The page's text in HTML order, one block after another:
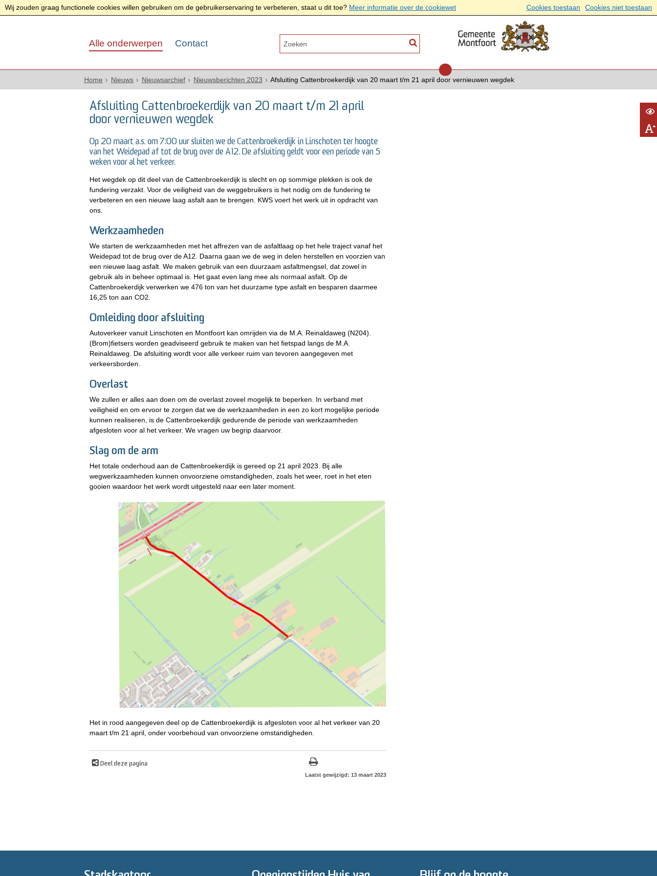
Wij zouden graag functionele cookies willen gebruiken om de gebruikerservaring te verbeteren, staat u dit toe? Meer informatie over de cookiewet Cookies toestaan Cookies niet toestaan
Alle onderwerpen Contact
Home Nieuws Nieuwsarchief Nieuwsberichten 2023 Afsluiting Cattenbroekerdijk van 20 maart t/m 21 april door vernieuwen wegdek
Afsluiting Cattenbroekerdijk van 20 maart t/m 21 april
door vernieuwen wegdek
Op 20 maart a.s. om 7:00 uur sluiten we de Cattenbroekerdijk in Linschoten ter hoogte
van het Weidepad af tot de brug over de A12. De afsluiting geldt voor een periode van 5
weken voor al het verkeer.
Het wegdek op dit deel van de Cattenbroekerdijk is slecht en op sommige plekken is ook de
fundering verzakt. Voor de veiligheid van de weggebruikers is het nodig om de fundering te
verbeteren en een nieuwe laag asfalt aan te brengen. KWS voert het werk uit in opdracht van
ons.
Werkzaamheden
We starten de werkzaamheden met het affrezen van de asfaltlaag op het hele traject vanaf het
Weidepad tot de brug over de A12. Daarna gaan we de weg in delen herstellen en voorzien van
een nieuwe laag asfalt. We maken gebruik van een duurzaam asfaltmengsel, dat zowel in
gebruik als in beheer optimaal is. Het gaat even lang mee als normaal asfalt. Op de
Cattenbroekerdijk verwerken we 476 ton van het duurzame type asfalt en besparen daarmee
16,25 ton aan CO2.
Omleiding door afsluiting
Autoverkeer vanuit Linschoten en Montfoort kan omrijden via de M.A. Reinaldaweg (N204).
(Brom)fietsers worden geadviseerd gebruik te maken van het fietspad langs de M.A.
Reinaldaweg. De afsluiting wordt voor alle verkeer ruim van tevoren aangegeven met
verkeersborden.
Overlast
We zullen er alles aan doen om de overlast zoveel mogelijk te beperken. In verband met
veiligheid en om ervoor te zorgen dat we de werkzaamheden in een zo kort mogelijke periode
kunnen realiseren, is de Cattenbroekerdijk gedurende de periode van werkzaamheden
afgesloten voor al het verkeer. We vragen uw begrip daarvoor.
Slag om de arm
Het totale onderhoud aan de Cattenbroekerdijk is gereed op 21 april 2023. Bij alle
wegwerkzaamheden kunnen onvoorziene omstandigheden, zoals het weer, roet in het eten
gooien waardoor het werk wordt uitgesteld naar een later moment.
Het in rood aangegeven deel op de Cattenbroekerdijk is afgesloten voor al het verkeer van 20
maart t/m 21 april, onder voorbehoud van onvoorziene omstandigheden.
Deel deze pagina
Laatst gewijzigd: 13 maart 2023